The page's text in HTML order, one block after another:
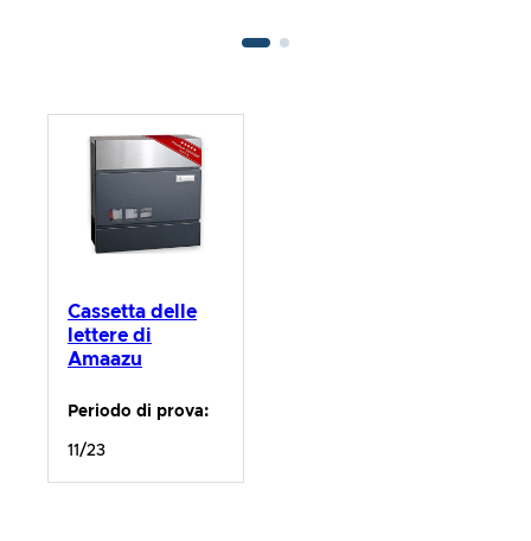
Cassetta delle
lettere di
Amaazu
Periodo di prova:
11/23